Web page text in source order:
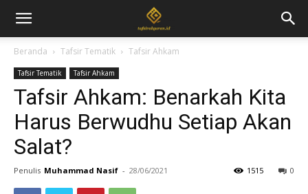
Beranda Tafsir Tematik Tafsir Ahkam
Tafsir Tematik Tafsir Ahkam
Tafsir Ahkam: Benarkah Kita
Harus Berwudhu Setiap Akan
Salat?
Penulis Muhammad Nasif - 28/06/2021 0
1515